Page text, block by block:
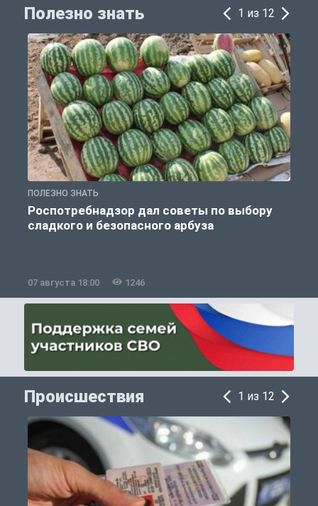
Полезно знать 1 из 12
ПОЛЕЗНО ЗНАТЬ
Роспотребнадзор дал советы по выбору
сладкого и безопасного арбуза
07 августа 18:00 1246
Происшествия 1 из 12